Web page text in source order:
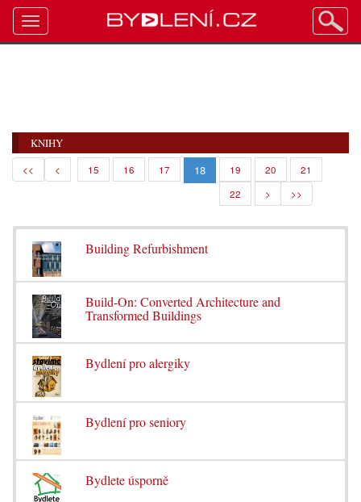
KNIHY
<< < 15 16 17 18 19 20
21
22
> >>
Building Refurbishment
Build-On: Converted Architecture and
Transformed Buildings
Bydlení pro alergiky
Bydlení pro seniory
Bydlete úsporně
Toggle
navigation